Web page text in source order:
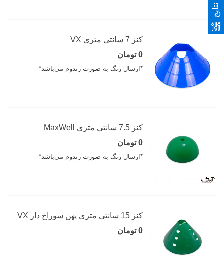
کنز 7 سانتی متری VX
0 تومان
*ارسال رنگ به صورت رندوم می‌باشد*
کنز 7.5 سانتی متری MaxWell
0 تومان
*ارسال رنگ به صورت رندوم می‌باشد*
کنز 15 سانتی متری پهن سوراخ دار VX
0 تومان